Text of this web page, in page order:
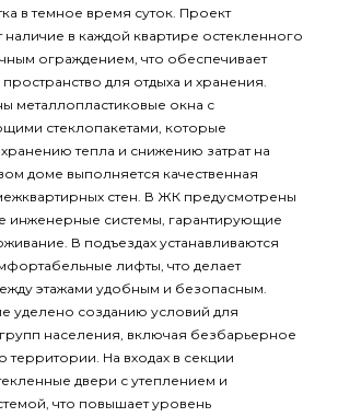
в темное время суток. Проект
наличие в каждой квартире остекленного
ограждением, что обеспечивает
для отдыха и хранения.
металлопластиковые окна с
стеклопакетами, которые
тепла и снижению затрат на
доме выполняется качественная
стен. В ЖК предусмотрены
инженерные системы, гарантирующие
В подъездах устанавливаются
лифты, что делает
этажами удобным и безопасным.
уделено созданию условий для
населения, включая безбарьерное
территории. На входах в секции
двери с утеплением и
что повышает уровень